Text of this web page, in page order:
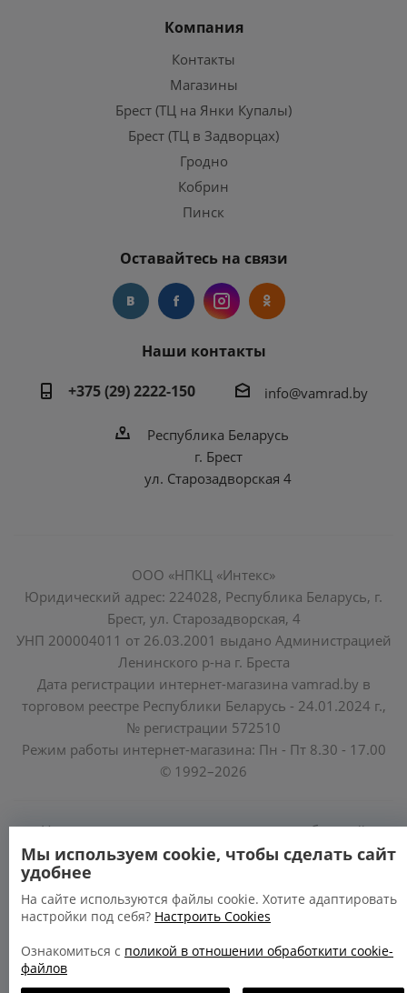
Компания
Контакты
Магазины
Брест (ТЦ на Янки Купалы)
Брест (ТЦ в Задворцах)
Гродно
Кобрин
Пинск
Оставайтесь на связи
Наши контакты
+375 (29) 2222-150
info@vamrad.by
Республика Беларусь
г. Брест
ул. Старозадворская 4
ООО «НПКЦ «Интекс»
Юридический адрес: 224028, Республика Беларусь, г.
Брест, ул. Старозадворская, 4
УНП 200004011 от 26.03.2001 выдано Администрацией
Ленинского р-на г. Бреста
Дата регистрации интернет-магазина vamrad.by в
торговом реестре Республики Беларусь - 24.01.2024 г.,
№ регистрации 572510
Режим работы интернет-магазина: Пн - Пт 8.30 - 17.00
© 1992–2026
Уполномоченные по защите прав потребителей
облисполкомов, Минского горисполкома:
https://www.mart.gov.by/activity/zashchita-prav-
potrebiteley/
БРЕСТСКАЯ ОБЛАСТЬ тел. (80162) 26 97 69;
Мы используем cookie, чтобы сделать сайт
удобнее
На сайте используются файлы cookie. Хотите адаптировать
настройки под себя? Настроить Cookies
Ознакомиться с поликой в отношении обработкити cookie-
файлов